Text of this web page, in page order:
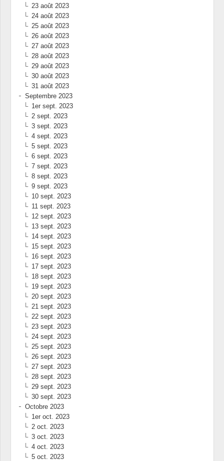
23 août 2023
24 août 2023
25 août 2023
26 août 2023
27 août 2023
28 août 2023
29 août 2023
30 août 2023
31 août 2023
Septembre 2023
1er sept. 2023
2 sept. 2023
3 sept. 2023
4 sept. 2023
5 sept. 2023
6 sept. 2023
7 sept. 2023
8 sept. 2023
9 sept. 2023
10 sept. 2023
11 sept. 2023
12 sept. 2023
13 sept. 2023
14 sept. 2023
15 sept. 2023
16 sept. 2023
17 sept. 2023
18 sept. 2023
19 sept. 2023
20 sept. 2023
21 sept. 2023
22 sept. 2023
23 sept. 2023
24 sept. 2023
25 sept. 2023
26 sept. 2023
27 sept. 2023
28 sept. 2023
29 sept. 2023
30 sept. 2023
Octobre 2023
1er oct. 2023
2 oct. 2023
3 oct. 2023
4 oct. 2023
5 oct. 2023